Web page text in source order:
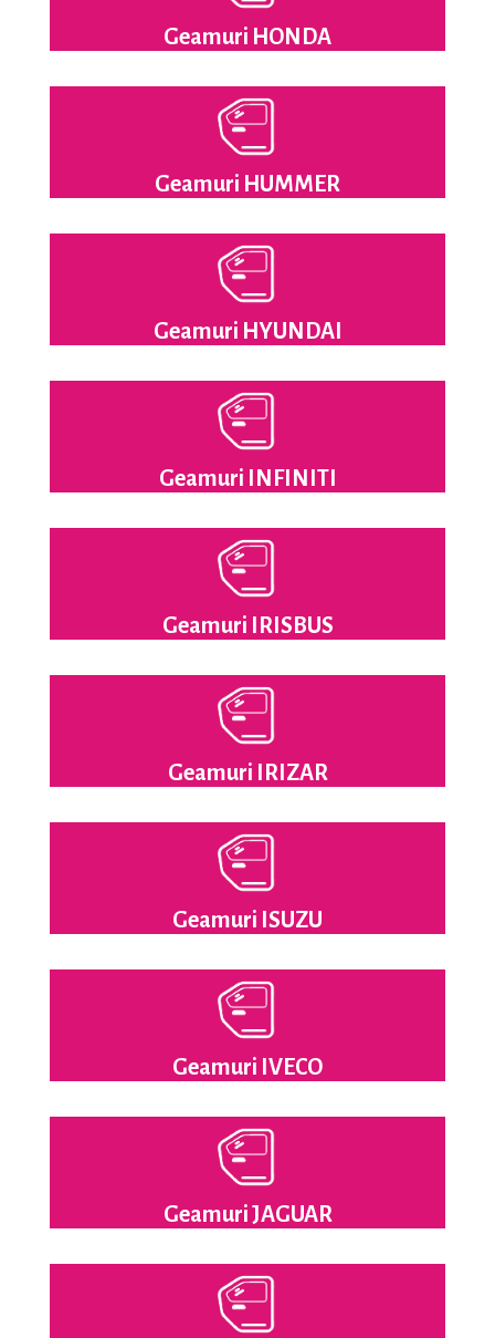
Geamuri HONDA
Geamuri HUMMER
Geamuri HYUNDAI
Geamuri INFINITI
Geamuri IRISBUS
Geamuri IRIZAR
Geamuri ISUZU
Geamuri IVECO
Geamuri JAGUAR